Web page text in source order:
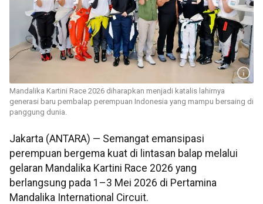
Mandalika Kartini Race 2026 diharapkan menjadi katalis lahirnya
generasi baru pembalap perempuan Indonesia yang mampu bersaing di
panggung dunia.
Jakarta (ANTARA) — Semangat emansipasi
perempuan bergema kuat di lintasan balap melalui
gelaran Mandalika Kartini Race 2026 yang
berlangsung pada 1–3 Mei 2026 di Pertamina
Mandalika International Circuit.